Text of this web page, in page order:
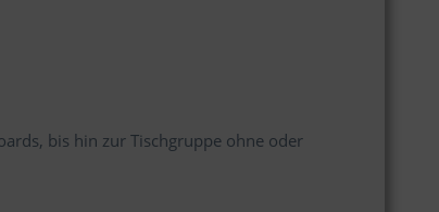
bis hin zur Tischgruppe ohne oder